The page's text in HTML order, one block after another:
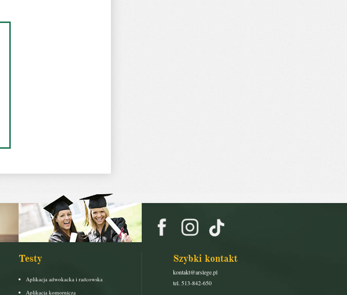
Testy
Aplikacja adwokacka i radcowska
Aplikacja komornicza
Szybki kontakt
kontakt@arslege.pl
tel. 513-842-650